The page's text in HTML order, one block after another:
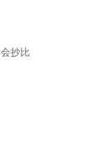
抄比